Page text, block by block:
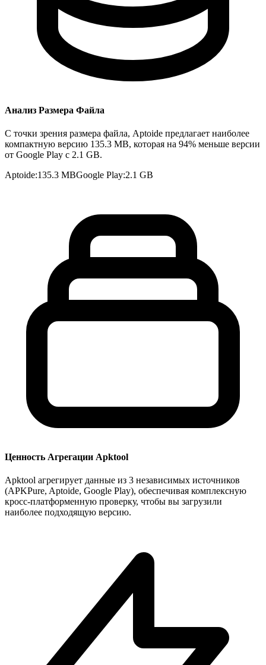
Анализ Размера Файла
С точки зрения размера файла, Aptoide предлагает наиболее
компактную версию 135.3 MB, которая на 94% меньше версии
от Google Play с 2.1 GB.
Aptoide:135.3 MBGoogle Play:2.1 GB
Ценность Агрегации Apktool
Apktool агрегирует данные из 3 независимых источников
(APKPure, Aptoide, Google Play), обеспечивая комплексную
кросс-платформенную проверку, чтобы вы загрузили
наиболее подходящую версию.